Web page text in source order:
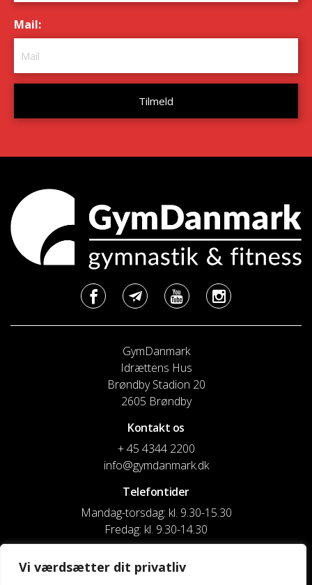
Vi værdsætter dit privatliv
Mail:
GymDanmark
Idrættens Hus
Brøndby Stadion 20
2605 Brøndby
Kontakt os
+ 45 4344 2200
info@gymdanmark.dk
Telefontider
Mandag-torsdag: kl. 9.30-15.30
Fredag: kl. 9.30-14.30
CVR nr. 20916818
Reg. & Kontonr.: 4180 3119119022